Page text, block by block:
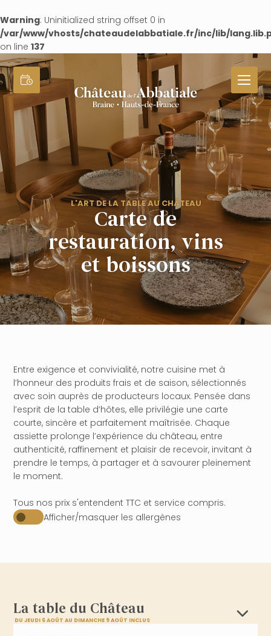
Warning: Uninitialized string offset 0 in
/var/www/vhosts/chateaudelabbatiale.fr/inc/lib/
on line 137
L'ART DE LA TABLE AU CHÂTEAU
Carte de
restauration, vins
et boissons
Entre exigence et convivialité, notre cuisine met à
l’honneur des produits frais et de saison, sélectionnés
avec soin auprès de producteurs locaux. Pensée dans
l’esprit de la table d’hôtes, elle privilégie une carte
courte, sincère et parfaitement maîtrisée. Chaque
assiette prolonge l’expérience du château, entre
authenticité, raffinement et plaisir de recevoir, invitant à
prendre le temps, à partager et à savourer pleinement
le moment.
Tous nos prix s'entendent TTC et service compris.
Afficher/masquer les allergènes
La table du Château
DU JEUDI 6 AOÛT AU DIMANCHE 9 AOÛT INCLUS